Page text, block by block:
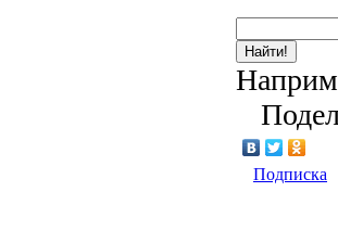
Найти!
Подписка